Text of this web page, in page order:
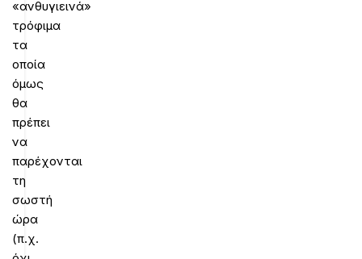
«ανθυγιεινά»
τρόφιμα
τα
οποία
όμως
θα
πρέπει
να
παρέχονται
τη
σωστή
ώρα
(π.χ.